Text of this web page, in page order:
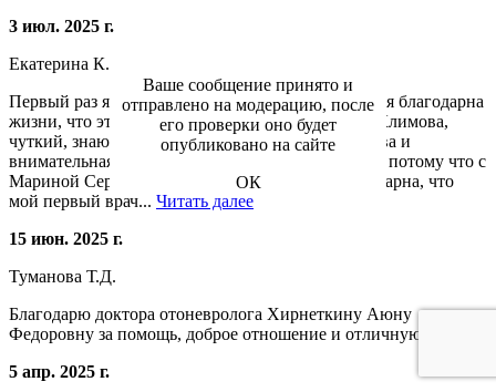
3 июл. 2025 г.
Екатерина К.
Первый раз я столкнулась с гастроэнтерологом и я благодарна
жизни, что это была именно Марина Сергеевна Климова,
чуткий, знающий свое дело доктор, очень вежлива и
внимательная. Гастроскопию делала без седации, потому что с
Мариной Сергеевной было не страшно! Я благодарна, что
мой первый врач... Читать далее
15 июн. 2025 г.
Туманова Т.Д.
Благодарю доктора отоневролога Хирнеткину Аюну
Федоровну за помощь, доброе отношение и отличную работу.
5 апр. 2025 г.
Ваше сообщение принято и
отправлено на модерацию, после
его проверки оно будет
опубликовано на сайте
ОК